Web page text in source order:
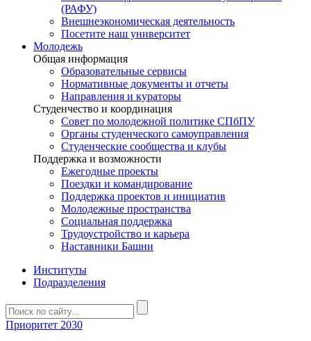
(РАФУ)
Внешнеэкономическая деятельность
Посетите наш университет
Молодежь
Общая информация
Образовательные сервисы
Нормативные документы и отчеты
Направления и кураторы
Студенчество и координация
Совет по молодежной политике СПбПУ
Органы студенческого самоуправления
Студенческие сообщества и клубы
Поддержка и возможности
Ежегодные проекты
Поездки и командирование
Поддержка проектов и инициатив
Молодежные пространства
Социальная поддержка
Трудоустройство и карьера
Наставники Башни
Институты
Подразделения
Приоритет 2030